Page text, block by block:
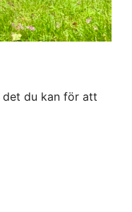
du kan för att